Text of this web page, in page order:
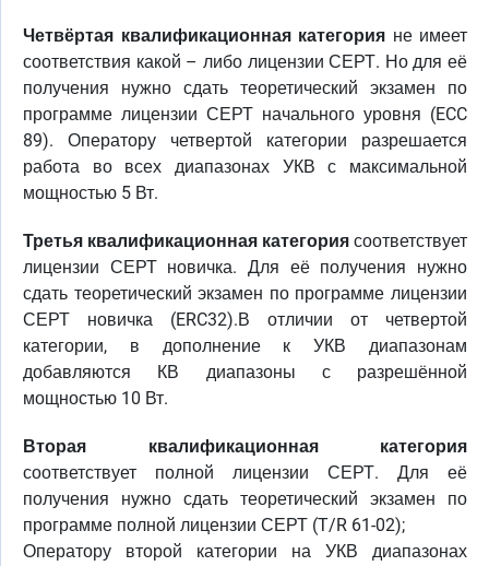
Четвёртая квалификационная категория не имеет
соответствия какой – либо лицензии СЕРТ. Но для её
получения нужно сдать теоретический экзамен по
программе лицензии СЕРТ начального уровня (ECC
89). Оператору четвертой категории разрешается
работа во всех диапазонах УКВ с максимальной
мощностью 5 Вт.
Третья квалификационная категория соответствует
лицензии СЕРТ новичка. Для её получения нужно
сдать теоретический экзамен по программе лицензии
СЕРТ новичка (ERC32).В отличии от четвертой
категории, в дополнение к УКВ диапазонам
добавляются КВ диапазоны с разрешённой
мощностью 10 Вт.
Вторая квалификационная категория
соответствует полной лицензии СЕРТ. Для её
получения нужно сдать теоретический экзамен по
программе полной лицензии СЕРТ (T/R 61-02);
Оператору второй категории на УКВ диапазонах